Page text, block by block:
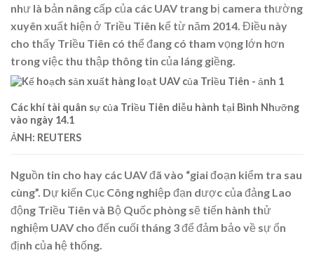
như là bản nâng cấp của các UAV trang bị camera thường
xuyên xuất hiện ở Triều Tiên kể từ năm 2014. Điều này
cho thấy Triều Tiên có thể đang có tham vọng lớn hơn
trong việc thu thập thông tin của láng giềng.
Các khí tài quân sự của Triều Tiên diễu hành tại Bình Nhưỡng
vào ngày 14.1
ẢNH: REUTERS
Nguồn tin cho hay các UAV đã vào “giai đoạn kiểm tra sau
cùng”. Dự kiến Cục Công nghiệp đạn dược của đảng Lao
động Triều Tiên và Bộ Quốc phòng sẽ tiến hành thử
nghiệm UAV cho đến cuối tháng 3 để đảm bảo về sự ổn
định của hệ thống.